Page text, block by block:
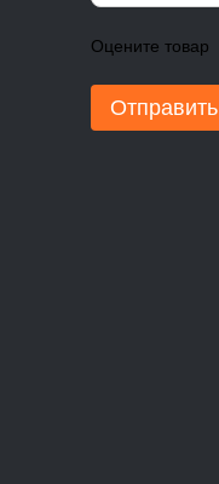
Оцените товар
Отправить